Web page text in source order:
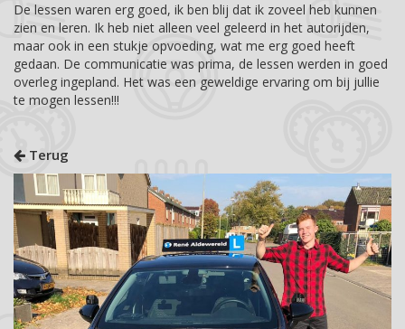
De lessen waren erg goed, ik ben blij dat ik zoveel heb kunnen
zien en leren. Ik heb niet alleen veel geleerd in het autorijden,
maar ook in een stukje opvoeding, wat me erg goed heeft
gedaan. De communicatie was prima, de lessen werden in goed
overleg ingepland. Het was een geweldige ervaring om bij jullie
te mogen lessen!!!
Terug